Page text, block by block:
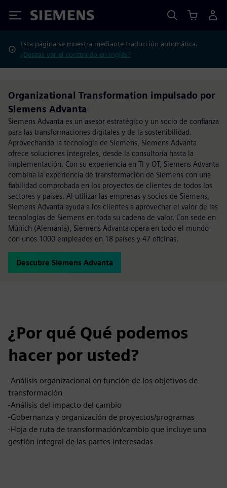
Siemens
Esta página se muestra mediante traducción automática.
¿Deseas ver el contenido en inglés?
Organizational Transformation impulsado por
Siemens Advanta
Siemens Advanta es un asesor estratégico y un socio de confianza
para las transformaciones digitales y de la sostenibilidad.
Aprovechando la tecnología de Siemens, Siemens Advanta
ofrece soluciones integrales, desde la consultoría hasta la
implementación. Con su experiencia en TI y OT, Siemens Advanta
combina la experiencia de transformación de Siemens con una
fiabilidad comprobada en los proyectos de clientes de todos los
sectores y países. Al utilizar las empresas y socios de Siemens,
Siemens Advanta ayuda a los clientes a aprovechar el valor de las
tecnologías de Siemens en toda su cadena de valor. Con sede en
Múnich (Alemania), Siemens Advanta opera en todo el mundo
con unos 1000 empleados en 18 países y 47 oficinas.
Descubre Siemens Advanta
¿Por qué Qué podemos
hacer por usted?
-Análisis organizacional en función de los objetivos de
transformación
-Análisis del impacto del cambio
-Gobernanza y organización de proyectos/programas
-Hoja de ruta de transformación/cambio que incluye una
gestión integral de las partes interesadas